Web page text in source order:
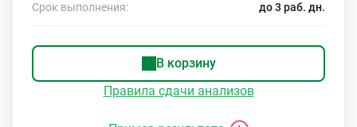
Срок выполнения: до 3 раб. дн.
В корзину
Правила сдачи анализов